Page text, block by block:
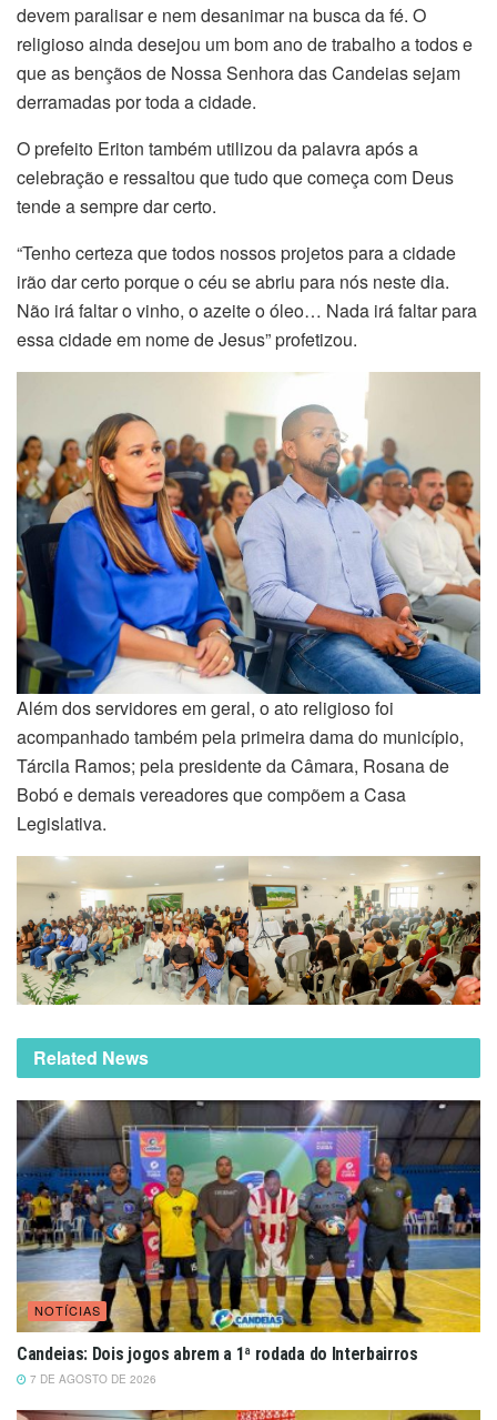
devem paralisar e nem desanimar na busca da fé. O
religioso ainda desejou um bom ano de trabalho a todos e
que as bençãos de Nossa Senhora das Candeias sejam
derramadas por toda a cidade.
O prefeito Eriton também utilizou da palavra após a
celebração e ressaltou que tudo que começa com Deus
tende a sempre dar certo.
“Tenho certeza que todos nossos projetos para a cidade
irão dar certo porque o céu se abriu para nós neste dia.
Não irá faltar o vinho, o azeite o óleo… Nada irá faltar para
essa cidade em nome de Jesus” profetizou.
Além dos servidores em geral, o ato religioso foi
acompanhado também pela primeira dama do município,
Tárcila Ramos; pela presidente da Câmara, Rosana de
Bobó e demais vereadores que compõem a Casa
Legislativa.
Related News
NOTÍCIAS
Candeias: Dois jogos abrem a 1ª rodada do Interbairros
7 DE AGOSTO DE 2026